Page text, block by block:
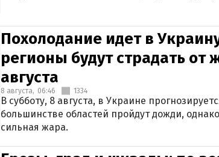
Похолодание идет в
регионы будут страдать от
августа
8 августа, 06:46 1334
В субботу, 8 августа, в Украине
большинстве областей пройдут дожди,
сильная жара.